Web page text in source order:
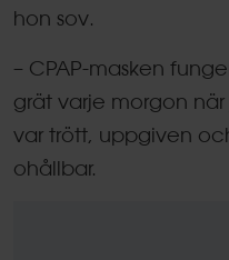
hon sov.
– CPAP-masken
grät varje morgon
var trött, uppgiven
ohållbar.